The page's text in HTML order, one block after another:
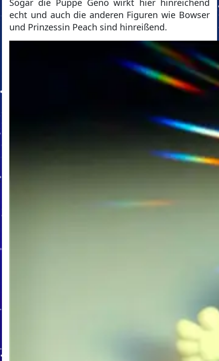
Sogar die Puppe Geno wirkt hier hinreichend
echt und auch die anderen Figuren wie Bowser
und Prinzessin Peach sind hinreißend.